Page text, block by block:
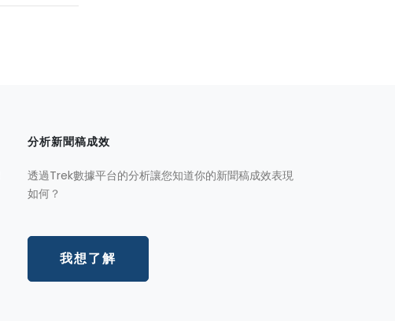
分析新聞稿成效
透過Trek數據平台的分析讓您知道你的新聞稿成效表現
如何？
我想了解